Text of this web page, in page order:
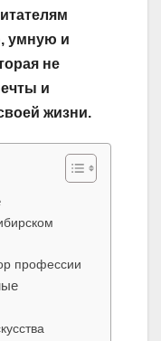
умную и
не
и
жизни.
профессии